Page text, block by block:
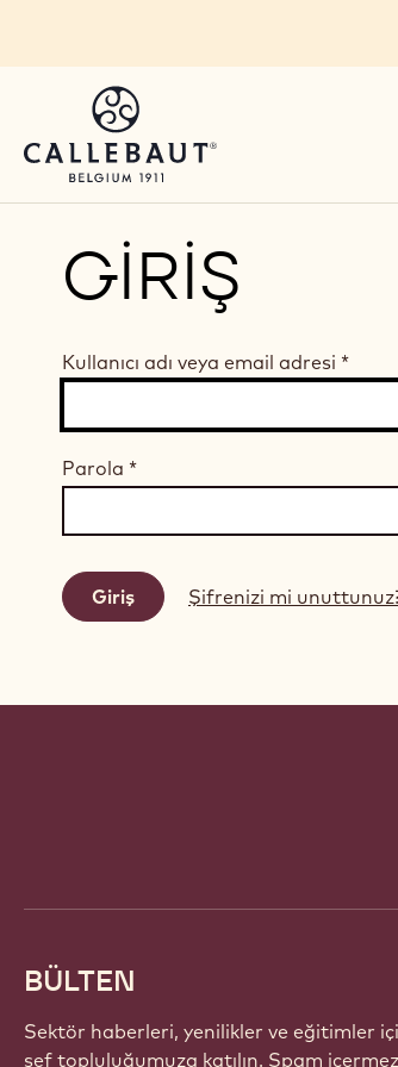
GIRIŞ
Kullanıcı adı veya email adresi *
Parola *
Şifrenizi mi
BÜLTEN
Sektör haberleri, yenilikler ve eğitimler
şef topluluğumuza katılın. Spam